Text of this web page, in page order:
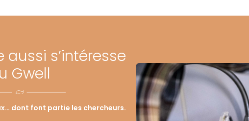
aussi s’intéresse
Gwell
dont font partie les chercheurs.